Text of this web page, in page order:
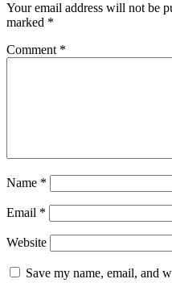
Your email address will not be
marked *
Comment *
Name *
Email *
Website
Save my name, email, and